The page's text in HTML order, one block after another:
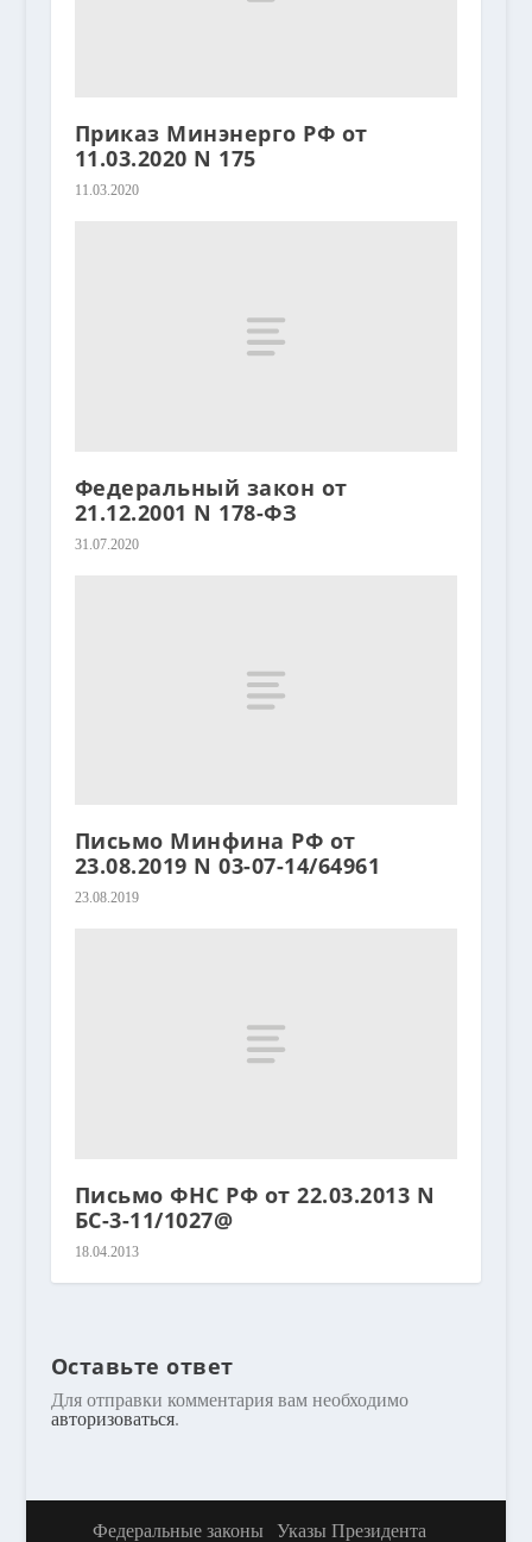
Приказ Минэнерго РФ от
11.03.2020 N 175
11.03.2020
Федеральный закон от
21.12.2001 N 178-ФЗ
31.07.2020
Письмо Минфина РФ от
23.08.2019 N 03-07-14/64961
23.08.2019
Письмо ФНС РФ от 22.03.2013 N
БС-3-11/1027@
18.04.2013
Оставьте ответ
Для отправки комментария вам необходимо
авторизоваться.
Федеральные законы Указы Президента